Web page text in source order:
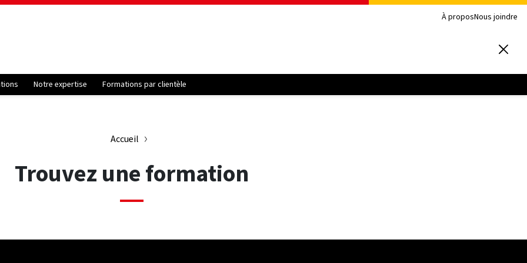
À proposNous joindre
Notre expertise Formations par clientèle
Accueil
Trouvez une formation